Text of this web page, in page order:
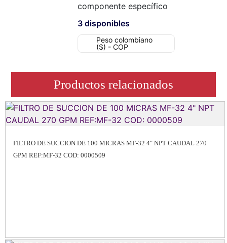
componente específico
3 disponibles
Peso colombiano
($) - COP
Productos relacionados
FILTRO DE SUCCION DE 100 MICRAS MF-32 4″ NPT CAUDAL 270
GPM REF:MF-32 COD: 0000509